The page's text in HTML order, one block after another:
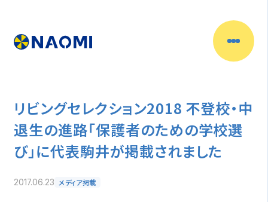
リビングセレクション2018 不登校・中
退生の進路「保護者のための学校選
び」に代表駒井が掲載されました
2017.06.23 メディア掲載